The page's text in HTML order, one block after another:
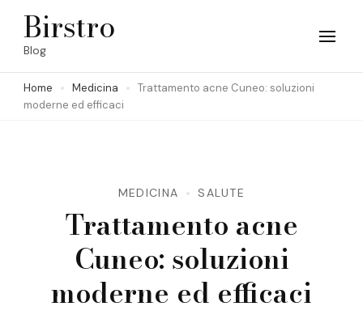
Skip
(Press
Birstro
Blog
Home Medicina
Trattamento acne Cuneo: soluzioni
moderne ed efficaci
MEDICINA SALUTE
Trattamento acne
Cuneo: soluzioni
moderne ed efficaci